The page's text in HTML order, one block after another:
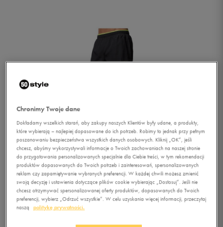
UMBRO SZORTY
Chronimy Twoje dane
Dokładamy wszelkich starań, aby zakupy naszych Klientów były udane, a produkty,
które wybierają – najlepiej dopasowane do ich potrzeb. Robimy to jednak przy pełnym
poszanowaniu bezpieczeństwa wszystkich danych osobowych. Kliknij „OK”, jeśli
chcesz, abyśmy wykorzystywali informacje o Twoich zachowaniach na naszej stronie
do przygotowania personalizowanych specjalnie dla Ciebie treści, w tym rekomendacji
produktów dopasowanych do Twoich potrzeb i zainteresowań, spersonalizowanych
reklam czy zapamiętywanie wybranych preferencji. W każdej chwili możesz zmienić
swoją decyzję i ustawienia dotyczące plików cookie wybierając „Dostosuj”. Jeśli nie
chcesz otrzymywać spersonalizowanej oferty produktów, dopasowanych do Twoich
preferencji, wybierz „Odrzuć wszystkie”. W celu uzyskania więcej informacji, przeczytaj
naszą
politykę prywatności.